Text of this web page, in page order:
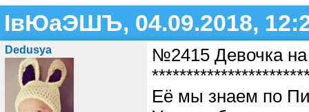
ІвЮаЭШЪ, 04.09.2018,
Dedusya
№2415 Девочка
Её мы знаем по